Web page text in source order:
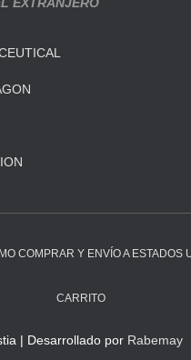
COMPRAR Y ENVÍO A ESTADOS
CARRITO
| Desarrollado por Rabemay